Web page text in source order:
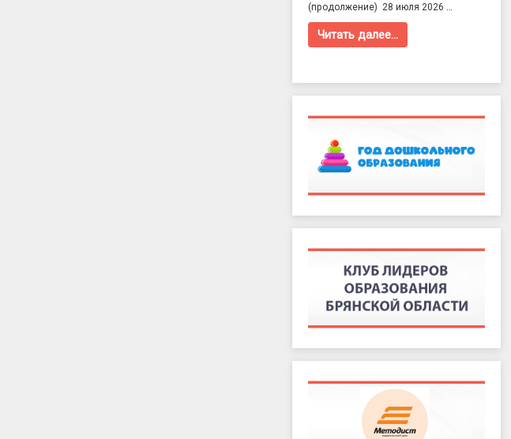
(продолжение) 28 июля 2026 …
Читать далее…